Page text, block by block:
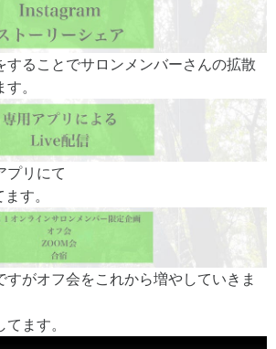
することでサロンメンバーさんの拡散
。
プリにて
す。
すがオフ会をこれから増やしていきま
ます。